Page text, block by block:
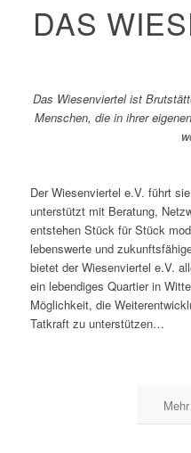
DAS
Das Wiesenviertel ist
Menschen, die in ihrer
Der Wiesenviertel e.V. führt
unterstützt mit Beratung,
entstehen Stück für Stück
lebenswerte und
bietet der Wiesenviertel e.V.
ein lebendiges Quartier in
Möglichkeit, die
Tatkraft zu unterstützen…